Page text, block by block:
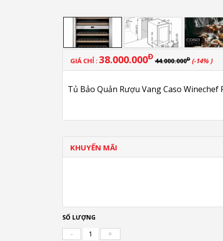
GIÁ CHỈ : 38.000.000Đ44.000.000Đ (-14% )
Tủ Bảo Quản Rượu Vang Caso Winechef
KHUYẾN MÃI
SỐ LƯỢNG
- +